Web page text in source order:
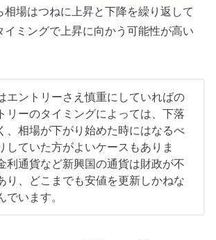
相場はつねに上昇と下降を繰り返して
イミングで上昇に向かう可能性が高い
エントリーさえ慎重にしていればの
リーのタイミングによっては、下落
、相場が下がり始めた時にはなるべ
していた方がよいケースもありま
利通貨など新興国の通貨は財政が不
り、どこまでも安値を更新しかねな
います。